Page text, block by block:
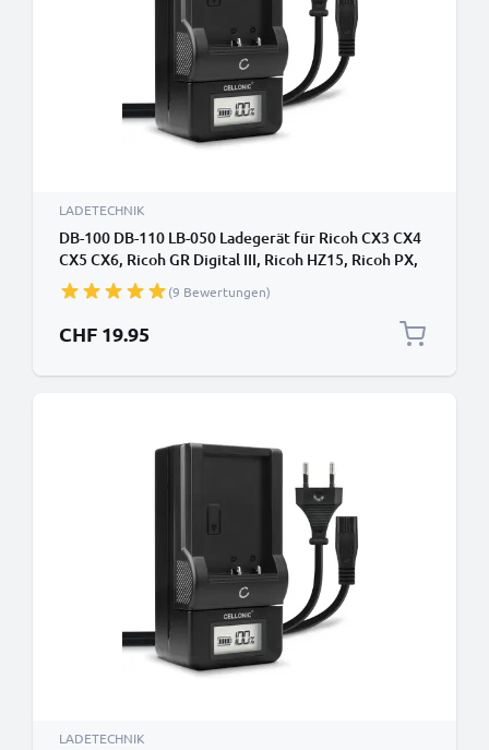
LADETECHNIK
DB-100 DB-110 LB-050 Ladegerät für Ricoh CX3 CX4
CX5 CX6, Ricoh GR Digital III, Ricoh HZ15, Ricoh PX,
Ricoh Theta V Kamera-Akkus von CELLONIC
(9 Bewertungen)
CHF 19.95
LADETECHNIK